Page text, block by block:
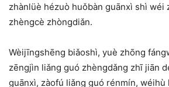
zhànlüè hézuò huǒbàn guānxì shì wéi
zhèngcè zhòngdiǎn.
Wèijīngshēng biǎoshì, yuè zhōng
zēngjìn liǎng guó zhèngdǎng zhī jiān
guānxì, zàofú liǎng guó rénmín, wéihù